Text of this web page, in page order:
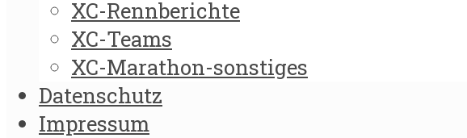
XC-Rennberichte
XC-Teams
XC-Marathon-sonstiges
Datenschutz
Impressum